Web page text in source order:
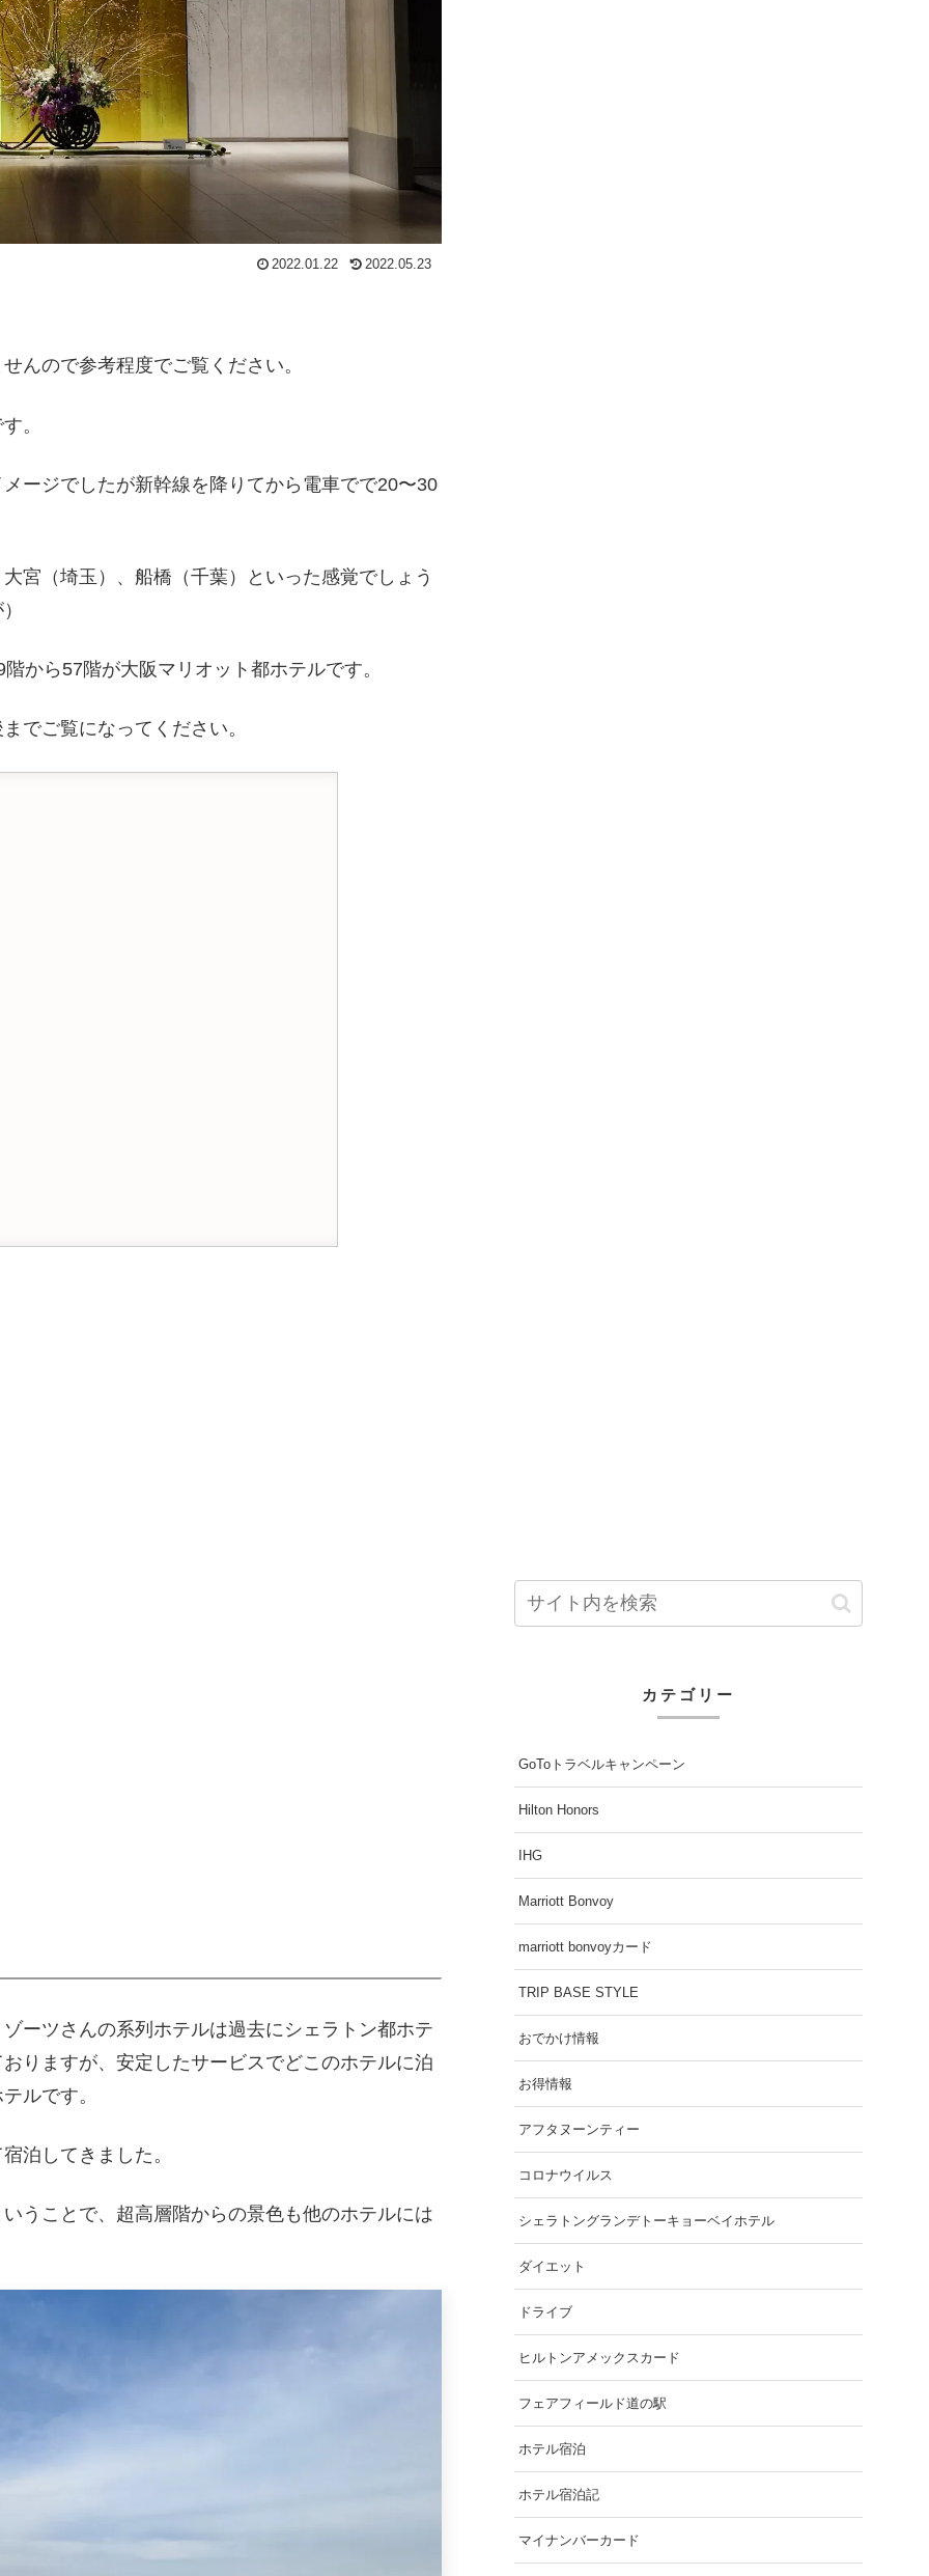
2022.01.22 2022.05.23
んので参考程度でご覧ください。
。
ージでしたが新幹線を降りてから電車でで20〜30
宮（埼玉）、船橋（千葉）といった感覚でしょう
から57階が大阪マリオット都ホテルです。
でご覧になってください。
ーツさんの系列ホテルは過去にシェラトン都ホテ
りますが、安定したサービスでどこのホテルに泊
ルです。
泊してきました。
うことで、超高層階からの景色も他のホテルには
カテゴリー
GoToトラベルキャンペーン
Hilton Honors
IHG
Marriott Bonvoy
marriott bonvoyカード
TRIP BASE STYLE
おでかけ情報
お得情報
アフタヌーンティー
コロナウイルス
シェラトングランデトーキョーベイホテル
ダイエット
ドライブ
ヒルトンアメックスカード
フェアフィールド道の駅
ホテル宿泊
ホテル宿泊記
マイナンバーカード